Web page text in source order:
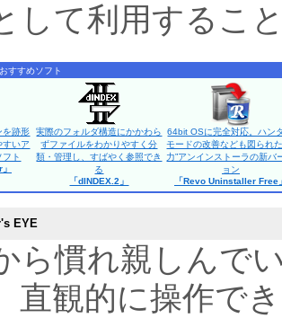
して利用するこ
すすめソフト
を跡形
すいア
ト
実際のフォルダ構造にかかわら
ずファイルをわかりやすく分
類・管理し、すばやく参照でき
る
「dINDEX.2」
64bit OSに完全対応。ハン
モードの改善なども図られ
力”アンインストーラの新バ
ョン
「Revo Uninstaller Free
EYE
ら慣れ親しんで
直観的に操作で